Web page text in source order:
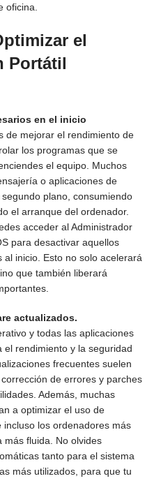
oficina.
el
Portátil
en el inicio
de mejorar el rendimiento de
los programas que se
el equipo. Muchos
o aplicaciones de
plano, consumiendo
el arranque del ordenador.
acceder al Administrador
para desactivar aquellos
inicio. Esto no solo acelerará
que también liberará
actualizados.
y todas las aplicaciones
rendimiento y la seguridad
frecuentes suelen
de errores y parches
Además, muchas
a optimizar el uso de
los ordenadores más
más fluida. No olvides
tanto para el sistema
más utilizados, para que tu